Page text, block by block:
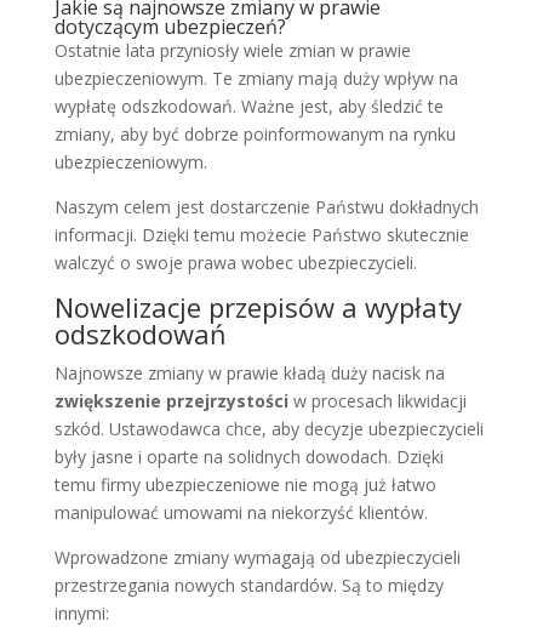
Jakie są najnowsze zmiany w prawie
dotyczącym ubezpieczeń?
Ostatnie lata przyniosły wiele zmian w prawie
ubezpieczeniowym. Te zmiany mają duży wpływ na
wypłatę odszkodowań. Ważne jest, aby śledzić te
zmiany, aby być dobrze poinformowanym na rynku
ubezpieczeniowym.
Naszym celem jest dostarczenie Państwu dokładnych
informacji. Dzięki temu możecie Państwo skutecznie
walczyć o swoje prawa wobec ubezpieczycieli.
Nowelizacje przepisów a wypłaty
odszkodowań
Najnowsze zmiany w prawie kładą duży nacisk na
zwiększenie przejrzystości w procesach likwidacji
szkód. Ustawodawca chce, aby decyzje ubezpieczycieli
były jasne i oparte na solidnych dowodach. Dzięki
temu firmy ubezpieczeniowe nie mogą już łatwo
manipulować umowami na niekorzyść klientów.
Wprowadzone zmiany wymagają od ubezpieczycieli
przestrzegania nowych standardów. Są to między
innymi: